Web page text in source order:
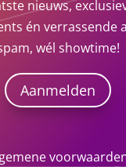
nieuws,
én verrassende
wél showtime!
Aanmelden